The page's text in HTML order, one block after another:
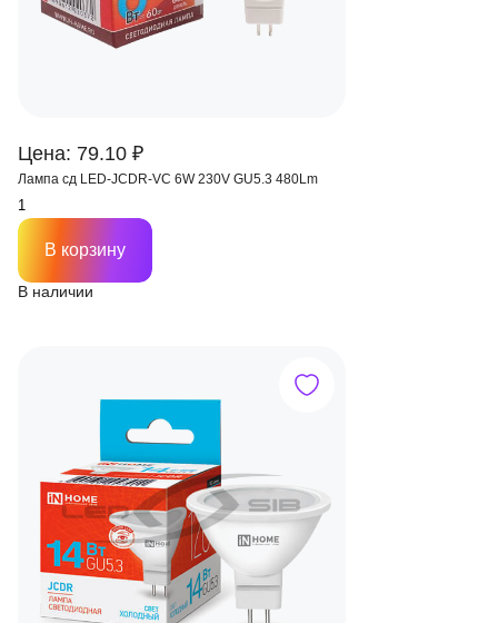
Цена: 79.10 ₽
Лампа сд LED-JCDR-VC 6W 230V GU5.3 480Lm
В наличии
В корзину